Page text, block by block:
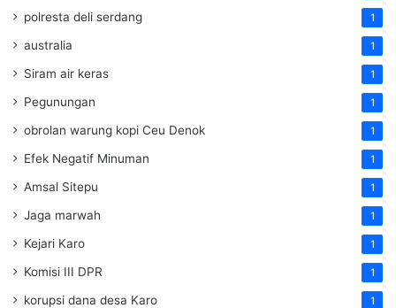
polresta deli serdang 1
australia 1
Siram air keras 1
Pegunungan 1
obrolan warung kopi Ceu Denok 1
Efek Negatif Minuman 1
Amsal Sitepu 1
Jaga marwah 1
Kejari Karo 1
Komisi III DPR 1
korupsi dana desa Karo 1